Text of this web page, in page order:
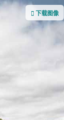
下载图像